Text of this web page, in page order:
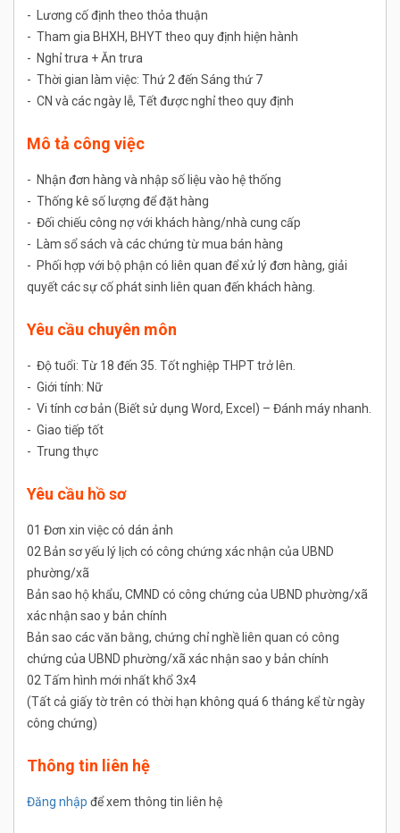
- Lương cố định theo thỏa thuận
- Tham gia BHXH, BHYT theo quy định hiện hành
- Nghỉ trưa + Ăn trưa
- Thời gian làm việc: Thứ 2 đến Sáng thứ 7
- CN và các ngày lễ, Tết được nghỉ theo quy định
Mô tả công việc
- Nhận đơn hàng và nhập số liệu vào hệ thống
- Thống kê số lượng để đặt hàng
- Đối chiếu công nợ với khách hàng/nhà cung cấp
- Làm sổ sách và các chứng từ mua bán hàng
- Phối hợp với bộ phận có liên quan để xử lý đơn hàng, giải
quyết các sự cố phát sinh liên quan đến khách hàng.
Yêu cầu chuyên môn
- Độ tuổi: Từ 18 đến 35. Tốt nghiệp THPT trở lên.
- Giới tính: Nữ
- Vi tính cơ bản (Biết sử dụng Word, Excel) – Đánh máy nhanh.
- Giao tiếp tốt
- Trung thực
Yêu cầu hồ sơ
01 Đơn xin việc có dán ảnh
02 Bản sơ yếu lý lịch có công chứng xác nhận của UBND
phường/xã
Bản sao hộ khẩu, CMND có công chứng của UBND phường/xã
xác nhận sao y bản chính
Bản sao các văn bằng, chứng chỉ nghề liên quan có công
chứng của UBND phường/xã xác nhận sao y bản chính
02 Tấm hình mới nhất khổ 3x4
(Tất cả giấy tờ trên có thời hạn không quá 6 tháng kể từ ngày
công chứng)
Thông tin liên hệ
Đăng nhập để xem thông tin liên hệ